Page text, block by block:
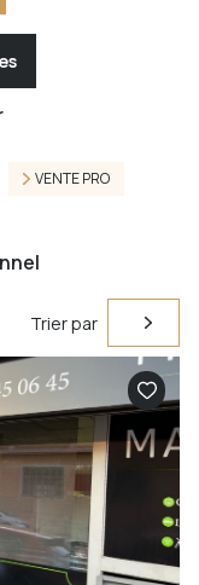
VENTE PRO
Trier par